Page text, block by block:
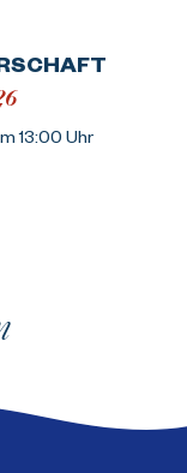
13:00 Uhr